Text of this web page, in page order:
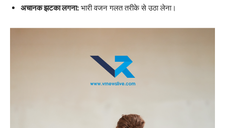
अचानक झटका लगना: भारी वजन गलत तरीके से उठा लेना।